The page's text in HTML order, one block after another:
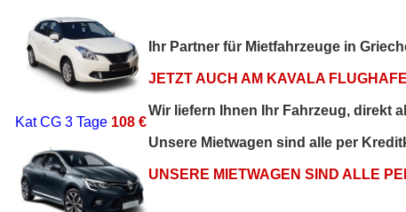
Kat CG 3 Tage 108 €
Ihr Partner für Mietfahrzeuge in
JETZT AUCH AM KAVALA
Wir liefern Ihnen Ihr Fahrzeug, direkt
Unsere Mietwagen sind alle per
UNSERE MIETWAGEN SIND ALLE